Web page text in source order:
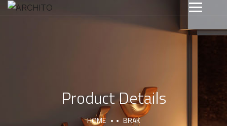
Product Details
HOME
BRAK